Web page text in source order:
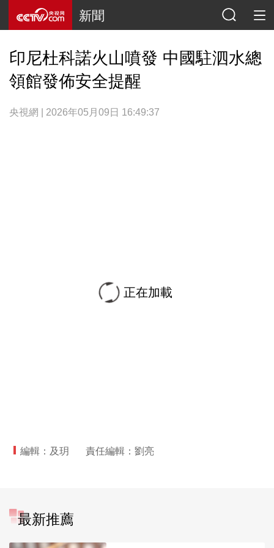
新聞
印尼杜科諾火山噴發 中國駐泗水總
領館發佈安全提醒
央視網 | 2026年05月09日 16:49:37
正在加載
編輯：及玥 責任編輯：劉亮
最新推薦